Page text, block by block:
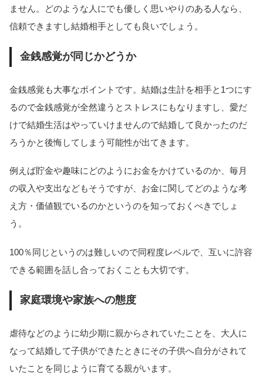
ません。どのような人にでも優しく思いやりのある人なら、
信頼できますし結婚相手としても良いでしょう。
金銭感覚が同じかどうか
金銭感覚も大事なポイントです。結婚は生計を相手と1つにす
るので金銭感覚が全然違うとストレスにもなりますし、愛だ
けで結婚生活はやっていけませんので結婚して良かったのだ
ろうかと後悔してしまう可能性が出てきます。
例えば貯金や趣味にどのようにお金をかけているのか、毎月
の収入や支出などもそうですが、お金に関してどのような考
え方・価値観でいるのかというのを知っておくべきでしょ
う。
100％同じというのは難しいので同程度レベルで、互いに許容
できる範囲を話し合っておくことも大切です。
家庭環境や家族への態度
虐待などのように幼少期に親からされていたことを、大人に
なって結婚して子供ができたときにその子供へ自分がされて
いたことを同じように育てる親がいます。